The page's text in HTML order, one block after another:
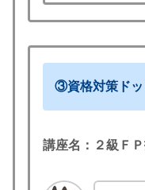
③資格対策ドッ
講座名： ２級Ｆ